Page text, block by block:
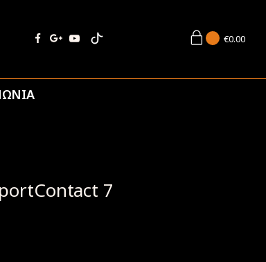
€0.00
7